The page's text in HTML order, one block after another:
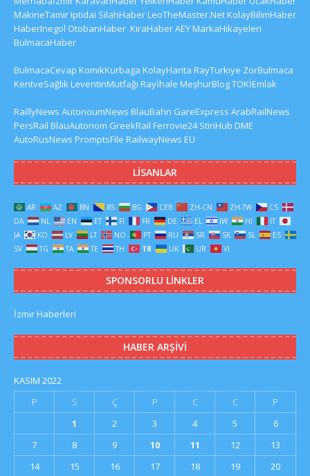
MakineTamirIptidai SilahHaberLeoTheMaster.NetKolayBilimHaber
HaberInegol OtobanHaber KiraHaberAEYMarkaHikayeleri
BulmacaHaber
BulmacaCevap KomikKurbaga KolayHarita RayTurkiye ZorBulmaca
KentveSağlıkLeventinMutfağı Rayİhale MeşhurBlogTOKİEmlak
RaillyNews AutonoumNews BlauBahn GareExpress ArabRailNews
PersRail BlauAutonom GreekRail Ferrovie24 StiriHub DME
AutoRusNews PromptsFile RailwayNews EU
LISANLAR
AR AZ BN BS BG CEB ZH-CN ZH-TW
CS
DA
NL EN ET FI FR DE EL IW HI
IT
JA
KO LV LT NO PT RU SR SK SL
ES
SV
TG TA TE TH TR UK UR VI
SPONSORLU LINKLER
İzmir Haberleri
HABER ARŞIVI
KASIM 2022
P
S Ç P C C
P
1
2 3 4 5
6
7
8 9 10 11 12
13
14
15 16 17 18 19 20